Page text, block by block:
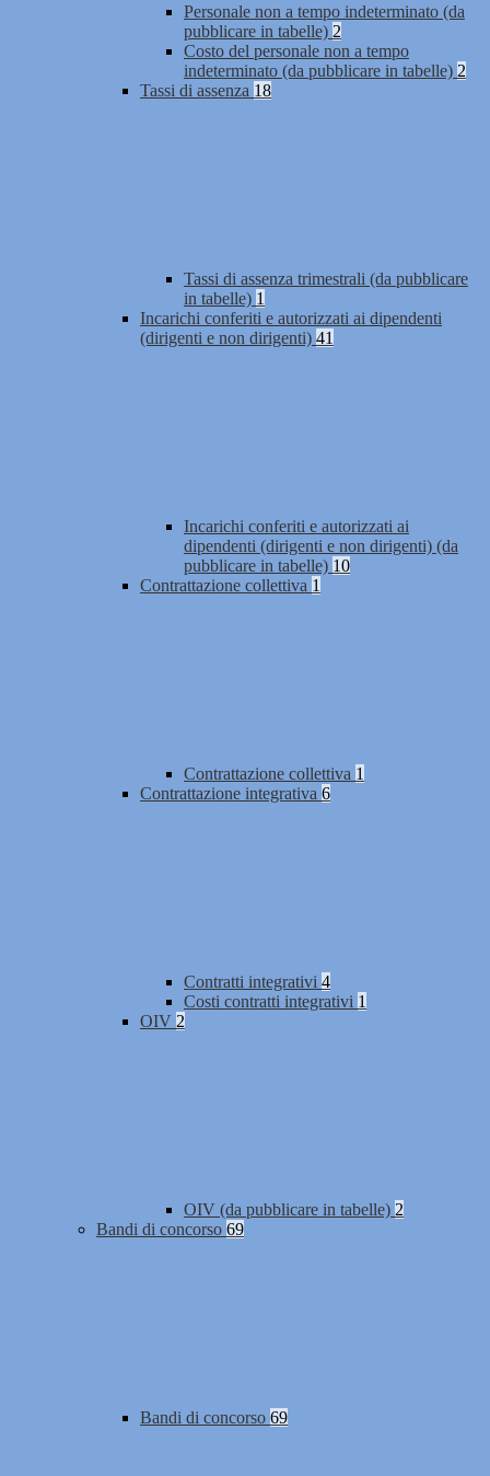
Personale non a tempo indeterminato (da
pubblicare in tabelle) 2
Costo del personale non a tempo
indeterminato (da pubblicare in tabelle) 2
Tassi di assenza 18
Tassi di assenza trimestrali (da pubblicare
in tabelle) 1
Incarichi conferiti e autorizzati ai dipendenti
(dirigenti e non dirigenti) 41
Incarichi conferiti e autorizzati ai
dipendenti (dirigenti e non dirigenti) (da
pubblicare in tabelle) 10
Contrattazione collettiva 1
Contrattazione collettiva 1
Contrattazione integrativa 6
Contratti integrativi 4
Costi contratti integrativi 1
OIV 2
OIV (da pubblicare in tabelle) 2
Bandi di concorso 69
Bandi di concorso 69